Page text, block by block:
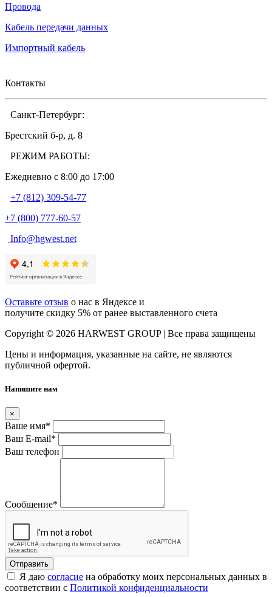
Провода
Кабель передачи данных
Импортный кабель
Контакты
Санкт-Петербург:
Брестский б-р, д. 8
РЕЖИМ РАБОТЫ:
Ежедневно c 8:00 до 17:00
+7 (812) 309-54-77
+7 (800) 777-60-57
Info@hgwest.net
Оставьте отзыв о нас в Яндексе и
получите скидку 5% от ранее выставленного счета
Copyright © 2026 HARWEST GROUP | Все права защищены
Цены и информация, указанные на сайте, не являются
публичной офертой.
Напишите нам
×
Ваше имя*
Ваш E-mail*
Ваш телефон
Сообщение*
Я даю согласие на обработку моих персональных данных в
соответствии с Политикой конфиденциальности